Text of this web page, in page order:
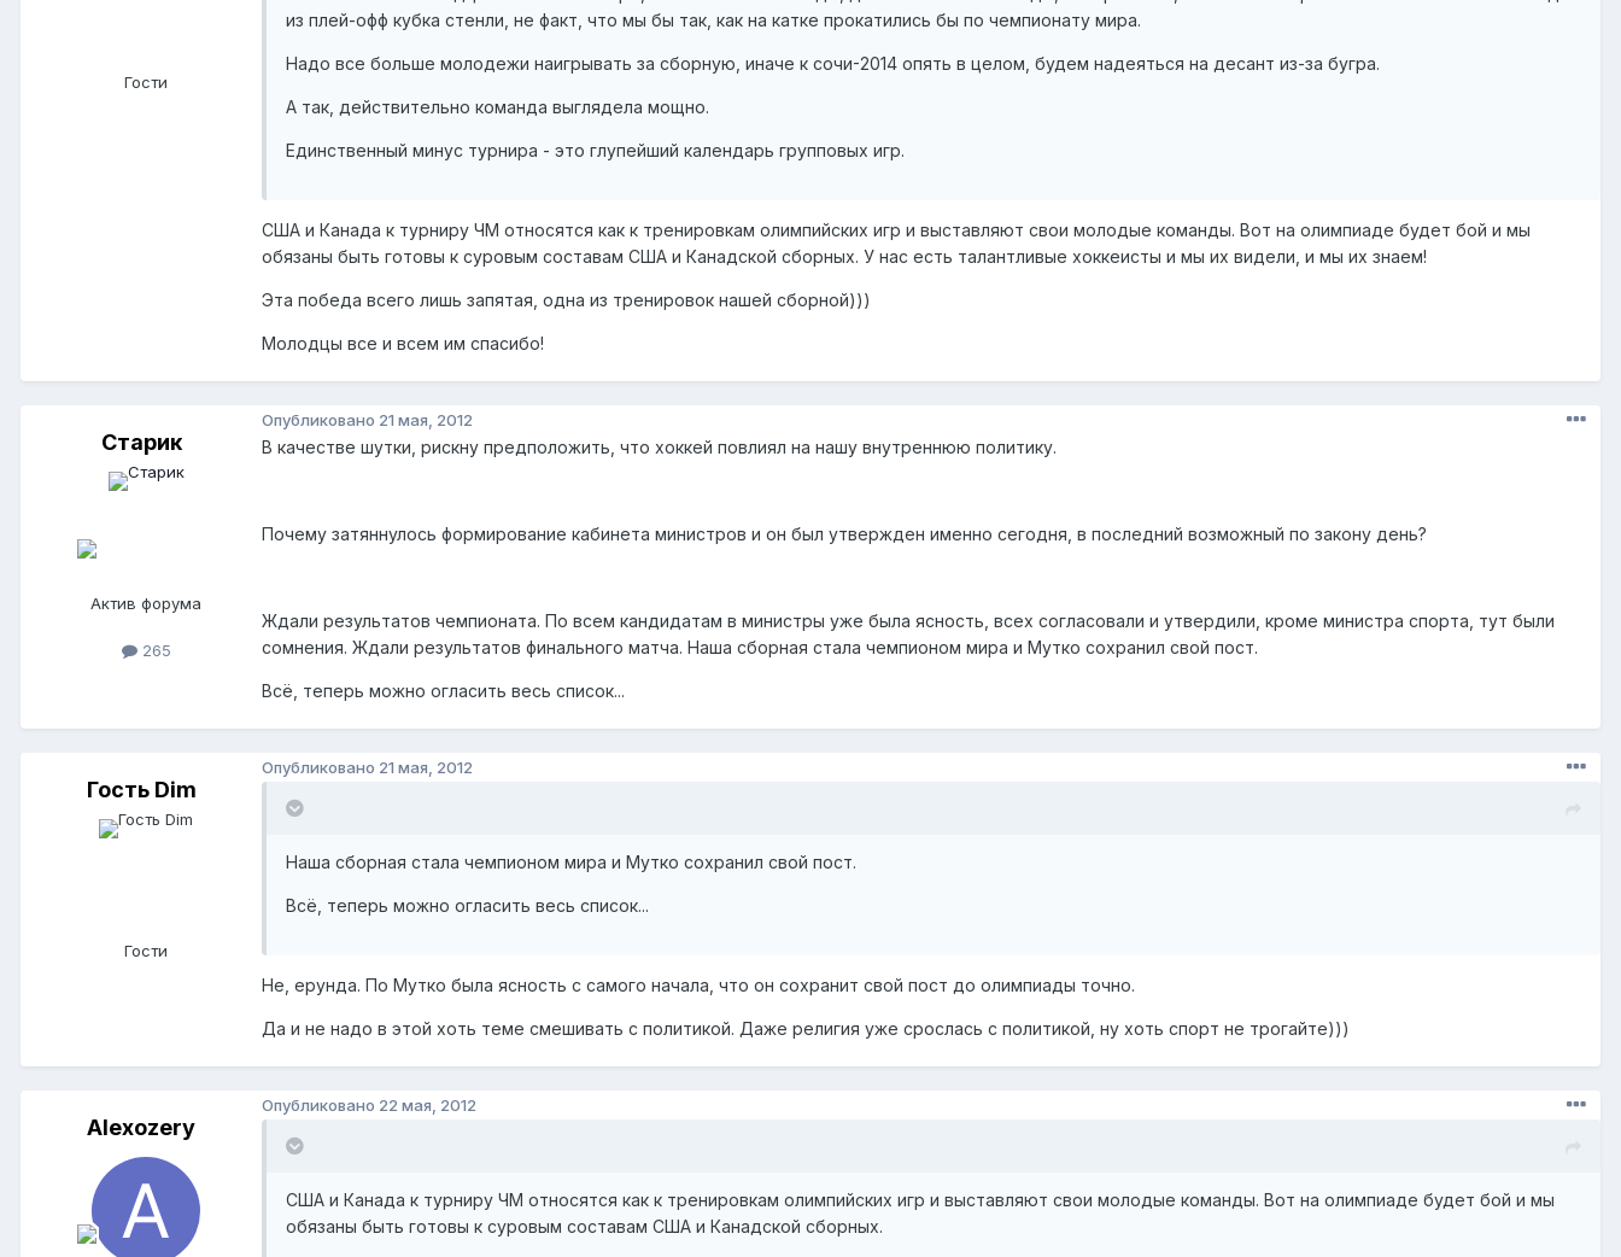
Гости
из плей-офф кубка стенли, не факт, что мы бы так, как на катке прокатились бы по чемпионату мира.
Надо все больше молодежи наигрывать за сборную, иначе к сочи-2014 опять в целом, будем надеяться на десант из-за бугра.
А так, действительно команда выглядела мощно.
Единственный минус турнира - это глупейший календарь групповых игр.
США и Канада к турниру ЧМ относятся как к тренировкам олимпийских игр и выставляют свои молодые команды. Вот на олимпиаде будет бой и мы
обязаны быть готовы к суровым составам США и Канадской сборных. У нас есть талантливые хоккеисты и мы их видели, и мы их знаем!
Эта победа всего лишь запятая, одна из тренировок нашей сборной)))
Молодцы все и всем им спасибо!
Старик
Актив форума
265
Опубликовано 21 мая, 2012
В качестве шутки, рискну предположить, что хоккей повлиял на нашу внутреннюю политику.
Почему затяннулось формирование кабинета министров и он был утвержден именно сегодня, в последний возможный по закону день?
Ждали результатов чемпионата. По всем кандидатам в министры уже была ясность, всех согласовали и утвердили, кроме министра спорта, тут были
сомнения. Ждали результатов финального матча. Наша сборная стала чемпионом мира и Мутко сохранил свой пост.
Всё, теперь можно огласить весь список...
Гость Dim
Гости
Опубликовано 21 мая, 2012
Наша сборная стала чемпионом мира и Мутко сохранил свой пост.
Всё, теперь можно огласить весь список...
Не, ерунда. По Мутко была ясность с самого начала, что он сохранит свой пост до олимпиады точно.
Да и не надо в этой хоть теме смешивать с политикой. Даже религия уже срослась с политикой, ну хоть спорт не трогайте)))
Alexozery
Опубликовано 22 мая, 2012
США и Канада к турниру ЧМ относятся как к тренировкам олимпийских игр и выставляют свои молодые команды. Вот на олимпиаде будет бой и мы
обязаны быть готовы к суровым составам США и Канадской сборных.